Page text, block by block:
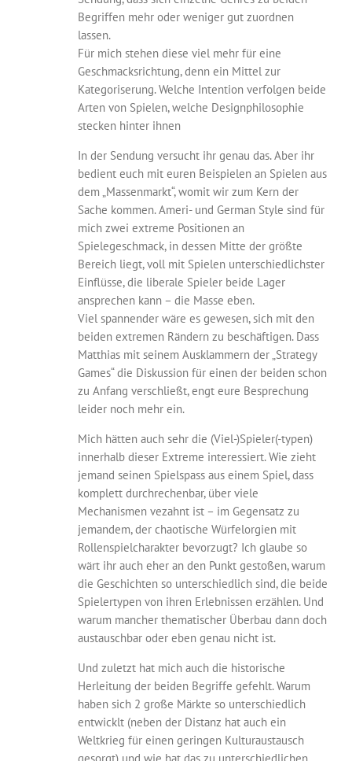
Begriffen mehr oder weniger gut zuordnen
lassen.
Für mich stehen diese viel mehr für eine
Geschmacksrichtung, denn ein Mittel zur
Kategoriserung. Welche Intention verfolgen beide
Arten von Spielen, welche Designphilosophie
stecken hinter ihnen
In der Sendung versucht ihr genau das. Aber ihr
bedient euch mit euren Beispielen an Spielen aus
dem „Massenmarkt“, womit wir zum Kern der
Sache kommen. Ameri- und German Style sind für
mich zwei extreme Positionen an
Spielegeschmack, in dessen Mitte der größte
Bereich liegt, voll mit Spielen unterschiedlichster
Einflüsse, die liberale Spieler beide Lager
ansprechen kann – die Masse eben.
Viel spannender wäre es gewesen, sich mit den
beiden extremen Rändern zu beschäftigen. Dass
Matthias mit seinem Ausklammern der „Strategy
Games“ die Diskussion für einen der beiden schon
zu Anfang verschließt, engt eure Besprechung
leider noch mehr ein.
Mich hätten auch sehr die (Viel-)Spieler(-typen)
innerhalb dieser Extreme interessiert. Wie zieht
jemand seinen Spielspass aus einem Spiel, dass
komplett durchrechenbar, über viele
Mechanismen vezahnt ist – im Gegensatz zu
jemandem, der chaotische Würfelorgien mit
Rollenspielcharakter bevorzugt? Ich glaube so
wärt ihr auch eher an den Punkt gestoßen, warum
die Geschichten so unterschiedlich sind, die beide
Spielertypen von ihren Erlebnissen erzählen. Und
warum mancher thematischer Überbau dann doch
austauschbar oder eben genau nicht ist.
Und zuletzt hat mich auch die historische
Herleitung der beiden Begriffe gefehlt. Warum
haben sich 2 große Märkte so unterschiedlich
entwicklt (neben der Distanz hat auch ein
Weltkrieg für einen geringen Kulturaustausch
gesorgt) und wie hat das zu unterschiedlichen